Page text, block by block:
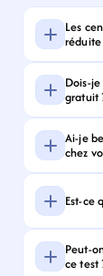
Les
réduite
Dois-
gratuit
Ai-je
chez
Est-ce
Peut-
ce test